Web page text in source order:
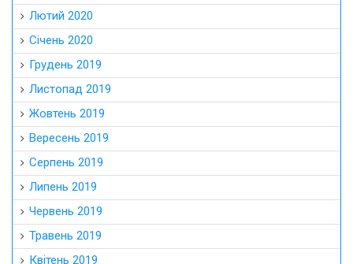
Лютий 2020
Січень 2020
Грудень 2019
Листопад 2019
Жовтень 2019
Вересень 2019
Серпень 2019
Липень 2019
Червень 2019
Травень 2019
Квітень 2019